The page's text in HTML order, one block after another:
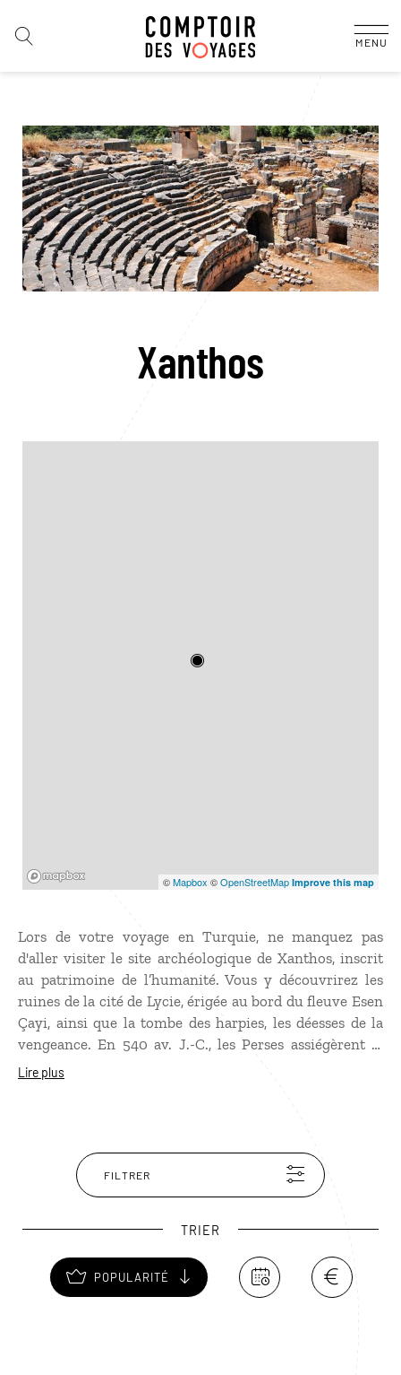
MENU
Xanthos
©Mapbox ©OpenStreetMap Improve this map
Lors de votre voyage en Turquie, ne manquez pas
d'aller visiter le site archéologique de Xanthos, inscrit
au patrimoine de l’humanité. Vous y découvrirez les
ruines de la cité de Lycie, érigée au bord du fleuve Esen
Çayi, ainsi que la tombe des harpies, les déesses de la
vengeance. En 540 av. J.-C., les Perses assiégèrent la
ville. L’historien Hérodote raconte un épisode tragique :
autres vestiges, notez le théâtre romain et un
sarcophage lycien. Pour admirer le monument des
Néréides, du début du IVe siècle av. J.-C., rendez-vous
Xanthos ont été emportés en Grande-Bretagne par
l’archéologue Charles Fellows, au XIXe siècle.
Lire plus
FILTRER
TRIER
POPULARITÉ